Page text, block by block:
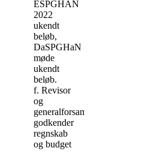
ESPGHAN
2022
ukendt
beløb,
DaSPGHaN
møde
ukendt
beløb.
f. Revisor
og
generalforsamling
godkender
regnskab
og budget